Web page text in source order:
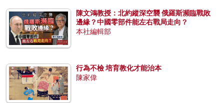
陳文鴻教授：北約縱深空襲 俄羅斯瀕臨戰敗
邊緣？中國零部件能左右戰局走向？
本社編輯部
行為不檢 培育教化才能治本
陳家偉